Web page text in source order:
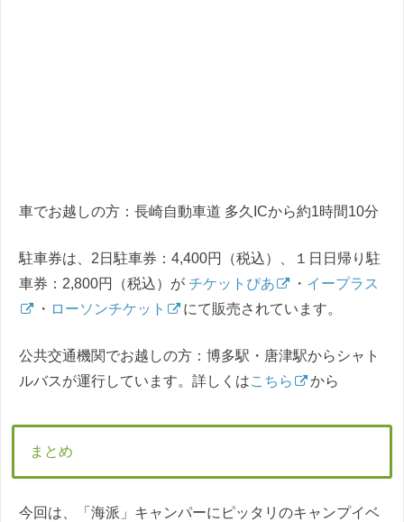
車でお越しの方：長崎自動車道 多久ICから約1時間10分
駐車券は、2日駐車券：4,400円（税込）、１日日帰り駐
車券：2,800円（税込）が チケットぴあ ・ イープラス
・ ローソンチケット にて販売されています。
公共交通機関でお越しの方：博多駅・唐津駅からシャト
ルバスが運行しています。詳しくはこちら から
まとめ
今回は、「海派」キャンパーにピッタリのキャンプイベ